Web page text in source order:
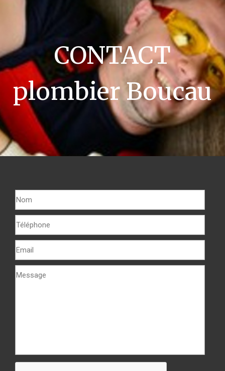
CONTACT
plombier Boucau